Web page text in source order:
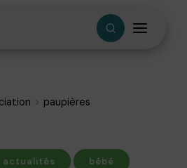
paupières
actualités bébé